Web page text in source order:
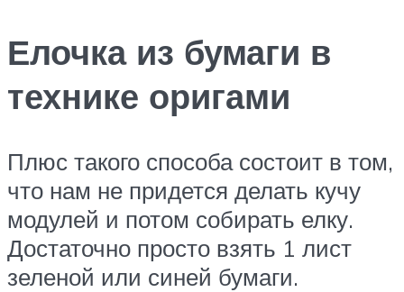
Елочка из бумаги в
технике оригами
Плюс такого способа состоит в том,
что нам не придется делать кучу
модулей и потом собирать елку.
Достаточно просто взять 1 лист
зеленой или синей бумаги.